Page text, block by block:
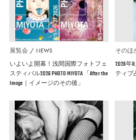
展覧会 NEWS
いよいよ開幕！浅間国際フォトフェ
スティバル2026 PHOTO MIYOTA 「After the
Image｜イメージのその後」
そのほ
2026年
ティブ